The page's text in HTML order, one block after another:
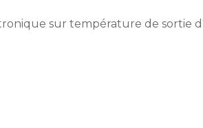
sur température de sortie